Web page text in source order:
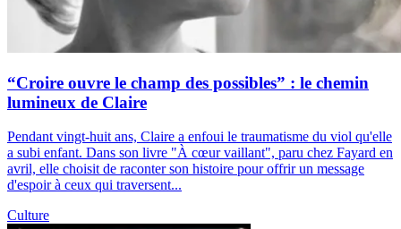
“Croire ouvre le champ des possibles” : le chemin
lumineux de Claire
Pendant vingt-huit ans, Claire a enfoui le traumatisme du viol qu'elle
a subi enfant. Dans son livre "À cœur vaillant", paru chez Fayard en
avril, elle choisit de raconter son histoire pour offrir un message
d'espoir à ceux qui traversent...
Culture